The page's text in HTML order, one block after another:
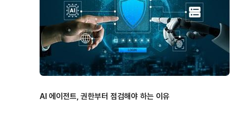
AI 에이전트, 권한부터 점검해야 하는 이유